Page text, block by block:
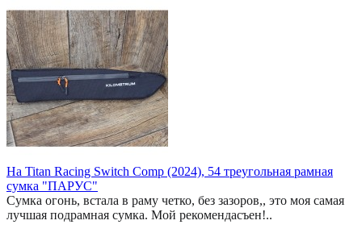
На Titan Racing Switch Comp (2024), 54 треугольная рамная
сумка "ПАРУС"
Сумка огонь, встала в раму четко, без зазоров,, это моя самая
лучшая подрамная сумка. Мой рекомендасъен!..